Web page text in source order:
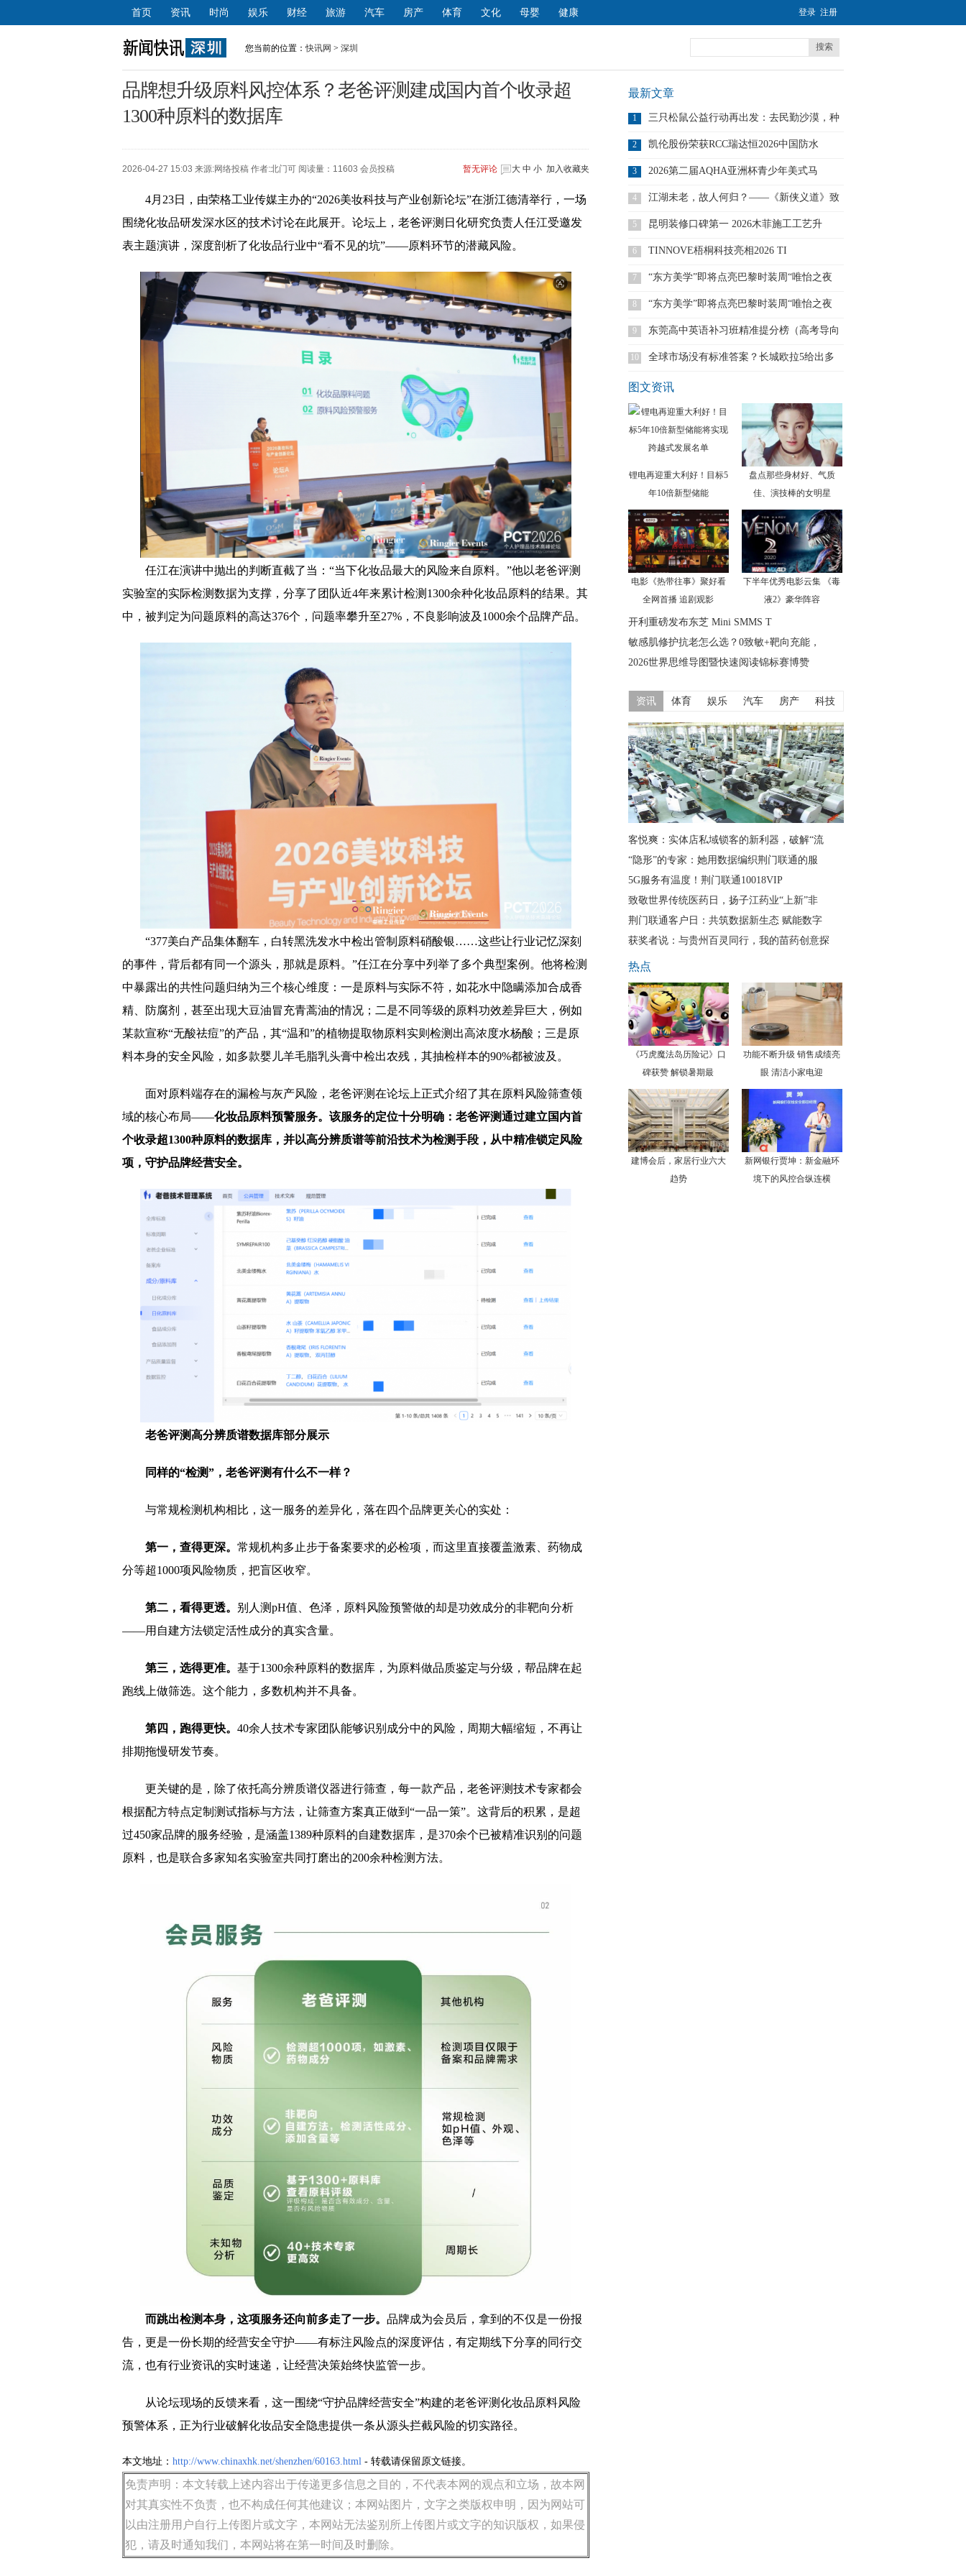
首页 资讯 时尚 娱乐 财经 旅游 汽车 房产 体育 文化 母婴 健康 登录 注册
您当前的位置：快讯网 > 深圳 搜索
品牌想升级原料风控体系？老爸评测建成国内首个收录超
1300种原料的数据库
2026-04-27 15:03 来源:网络投稿 作者:北门可 阅读量：11603 会员投稿 大 中 小 加入收藏夹
暂无评论
4月23日，由荣格工业传媒主办的“2026美妆科技与产业创新论坛”在浙江德清举行，一场
围绕化妆品研发深水区的技术讨论在此展开。论坛上，老爸评测日化研究负责人任江受邀发
表主题演讲，深度剖析了化妆品行业中“看不见的坑”——原料环节的潜藏风险。
任江在演讲中抛出的判断直截了当：“当下化妆品最大的风险来自原料。”他以老爸评测
实验室的实际检测数据为支撑，分享了团队近4年来累计检测1300余种化妆品原料的结果。其
中，被判定为问题原料的高达376个，问题率攀升至27%，不良影响波及1000余个品牌产品。
“377美白产品集体翻车，白转黑洗发水中检出管制原料硝酸银……这些让行业记忆深刻
的事件，背后都有同一个源头，那就是原料。”任江在分享中列举了多个典型案例。他将检测
中暴露出的共性问题归纳为三个核心维度：一是原料与实际不符，如花水中隐瞒添加合成香
精、防腐剂，甚至出现大豆油冒充青蒿油的情况；二是不同等级的原料功效差异巨大，例如
某款宣称“无酸祛痘”的产品，其“温和”的植物提取物原料实则检测出高浓度水杨酸；三是原
料本身的安全风险，如多款婴儿羊毛脂乳头膏中检出农残，其抽检样本的90%都被波及。
面对原料端存在的漏检与灰产风险，老爸评测在论坛上正式介绍了其在原料风险筛查领
域的核心布局——化妆品原料预警服务。该服务的定位十分明确：老爸评测通过建立国内首
个收录超1300种原料的数据库，并以高分辨质谱等前沿技术为检测手段，从中精准锁定风险
项，守护品牌经营安全。
老爸评测高分辨质谱数据库部分展示
同样的“检测”，老爸评测有什么不一样？
与常规检测机构相比，这一服务的差异化，落在四个品牌更关心的实处：
第一，查得更深。 常规机构多止步于备案要求的必检项，而这里直接覆盖激素、药物成
分等超1000项风险物质，把盲区收窄。
第二，看得更透。 别人测pH值、色泽，原料风险预警做的却是功效成分的非靶向分析
——用自建方法锁定活性成分的真实含量。
第三，选得更准。 基于1300余种原料的数据库，为原料做品质鉴定与分级，帮品牌在起
跑线上做筛选。这个能力，多数机构并不具备。
第四，跑得更快。 40余人技术专家团队能够识别成分中的风险，周期大幅缩短，不再让
排期拖慢研发节奏。
更关键的是，除了依托高分辨质谱仪器进行筛查，每一款产品，老爸评测技术专家都会
根据配方特点定制测试指标与方法，让筛查方案真正做到“一品一策”。这背后的积累，是超
过450家品牌的服务经验，是涵盖1389种原料的自建数据库，是370余个已被精准识别的问题
原料，也是联合多家知名实验室共同打磨出的200余种检测方法。
而跳出检测本身，这项服务还向前多走了一步。 品牌成为会员后，拿到的不仅是一份报
告，更是一份长期的经营安全守护——有标注风险点的深度评估，有定期线下分享的同行交
流，也有行业资讯的实时速递，让经营决策始终快监管一步。
从论坛现场的反馈来看，这一围绕“守护品牌经营安全”构建的老爸评测化妆品原料风险
预警体系，正为行业破解化妆品安全隐患提供一条从源头拦截风险的切实路径。
本文地址： http://www.chinaxhk.net/shenzhen/60163.html - 转载请保留原文链接。
免责声明：本文转载上述内容出于传递更多信息之目的，不代表本网的观点和立场，故本网
对其真实性不负责，也不构成任何其他建议；本网站图片，文字之类版权申明，因为网站可
以由注册用户自行上传图片或文字，本网站无法鉴别所上传图片或文字的知识版权，如果侵
犯，请及时通知我们，本网站将在第一时间及时删除。
最新文章
1
三只松鼠公益行动再出发：去民勤沙漠，种
下
2 凯伦股份荣获RCC瑞达恒2026中国防水
3 2026第二届AQHA亚洲杯青少年美式马
4
江湖未老，故人何归？——《新侠义道》致
5 昆明装修口碑第一 2026木菲施工工艺升
6 TINNOVE梧桐科技亮相2026 TI
7 “东方美学”即将点亮巴黎时装周“唯怡之夜
8 “东方美学”即将点亮巴黎时装周“唯怡之夜
9
东莞高中英语补习班精准提分榜（高考导向
版
10
全球市场没有标准答案？长城欧拉5给出多
图文资讯
锂电再迎重大利好！目标5
年10倍新型储能
盘点那些身材好、气质
佳、演技棒的女明星
电影《热带往事》聚好看
全网首播 追剧观影
下半年优秀电影云集 《毒
液2》豪华阵容
开利重磅发布东芝 Mini SMMS T
敏感肌修护抗老怎么选？0致敏+靶向充能，
2026世界思维导图暨快速阅读锦标赛博赞
资讯 体育 娱乐 汽车 房产 科技
客悦爽：实体店私域锁客的新利器，破解“流
“隐形”的专家：她用数据编织荆门联通的服
5G服务有温度！荆门联通10018VIP
致敬世界传统医药日，扬子江药业“上新”非
荆门联通客户日：共筑数据新生态 赋能数字
获奖者说：与贵州百灵同行，我的苗药创意探
热点
《巧虎魔法岛历险记》口
碑获赞 解锁暑期最
功能不断升级 销售成绩亮
眼 清洁小家电迎
建博会后，家居行业六大
趋势
新网银行贾坤：新金融环
境下的风控合纵连横